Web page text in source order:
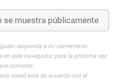
responda a mi comentario
en este navegador para la próxima vez
comente
usted está de acuerdo con el